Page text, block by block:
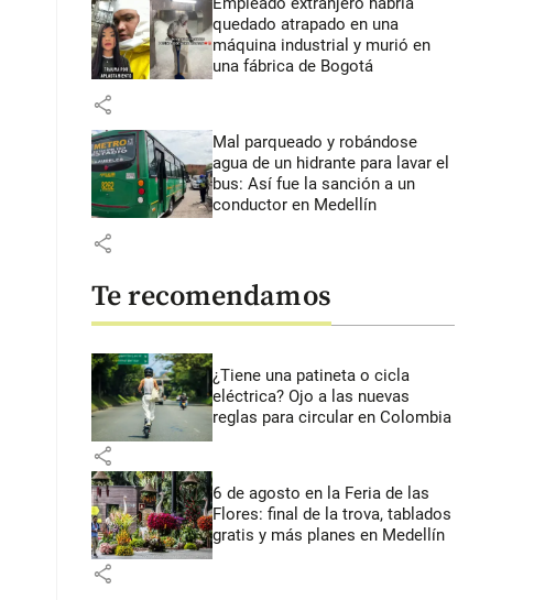
quedado atrapado en una
máquina industrial y murió en
una fábrica de Bogotá
share
Mal parqueado y robándose
agua de un hidrante para lavar el
bus: Así fue la sanción a un
conductor en Medellín
share
Te recomendamos
¿Tiene una patineta o cicla
eléctrica? Ojo a las nuevas
reglas para circular en Colombia
share
6 de agosto en la Feria de las
Flores: final de la trova, tablados
gratis y más planes en Medellín
share